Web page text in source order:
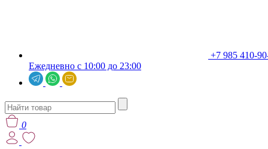
+7 985 410-
Ежедневно с 10:00 до 23:00
0